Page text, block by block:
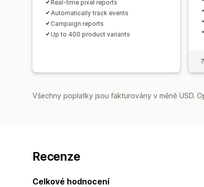
Real-time pixel reports
Automatically track events
Campaign reports
Up to 400 product variants
Všechny poplatky jsou fakturovány v měně USD.
Recenze
Celkové hodnocení